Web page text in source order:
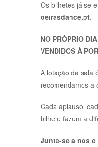
Os bilhetes já se
oeirasdance.pt.
NO PRÓPRIO
VENDIDOS À
A lotação da sala
recomendamos a
Cada aplauso,
bilhete fazem a
Junte-se a nós